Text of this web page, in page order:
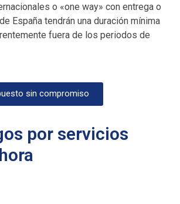
o «one way» con entrega o
España tendrán una duración mínima
fuera de los periodos de
sin compromiso
por servicios